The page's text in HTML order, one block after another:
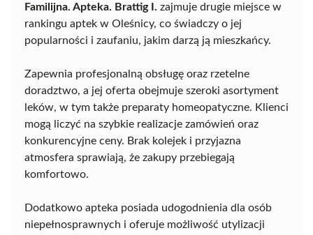
Familijna. Apteka. Brattig I. zajmuje drugie miejsce w
rankingu aptek w Oleśnicy, co świadczy o jej
popularności i zaufaniu, jakim darzą ją mieszkańcy.
Zapewnia profesjonalną obsługę oraz rzetelne
doradztwo, a jej oferta obejmuje szeroki asortyment
leków, w tym także preparaty homeopatyczne. Klienci
mogą liczyć na szybkie realizacje zamówień oraz
konkurencyjne ceny. Brak kolejek i przyjazna
atmosfera sprawiają, że zakupy przebiegają
komfortowo.
Dodatkowo apteka posiada udogodnienia dla osób
niepełnosprawnych i oferuje możliwość utylizacji